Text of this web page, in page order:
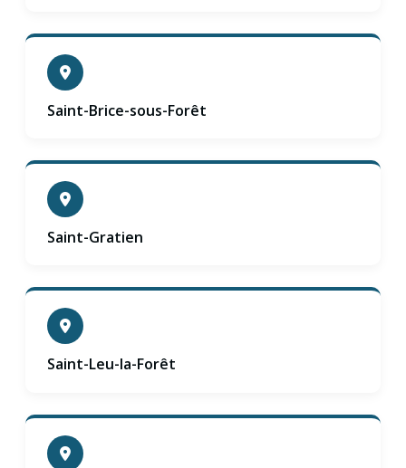
Saint-Brice-sous-Forêt
Saint-Gratien
Saint-Leu-la-Forêt